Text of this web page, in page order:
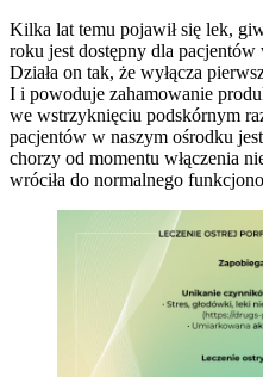
Kilka lat temu pojawił się lek,
roku jest dostępny dla
Działa on tak, że wyłącza
I i powoduje zahamowanie
we wstrzyknięciu podskórnym
pacjentów w naszym ośrodku
chorzy od momentu włączenia
wróciła do normalnego